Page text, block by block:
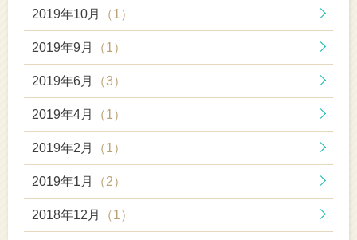
2019年10月 （1）
2019年9月 （1）
2019年6月 （3）
2019年4月 （1）
2019年2月 （1）
2019年1月 （2）
2018年12月 （1）